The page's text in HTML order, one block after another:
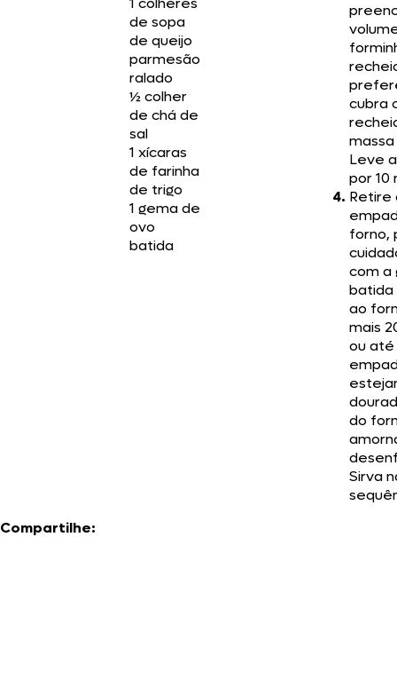
de sopa
de queijo
parmesão
ralado
½ colher
de chá de
sal
1 xícaras
de farinha
de trigo
1 gema de
ovo
batida
cubra
Leve
por 10
Retire
forno,
com a
ao
mais
ou até
do
Sirva
Compartilhe: